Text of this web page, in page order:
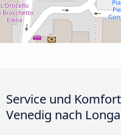
Service und
Venedig nach